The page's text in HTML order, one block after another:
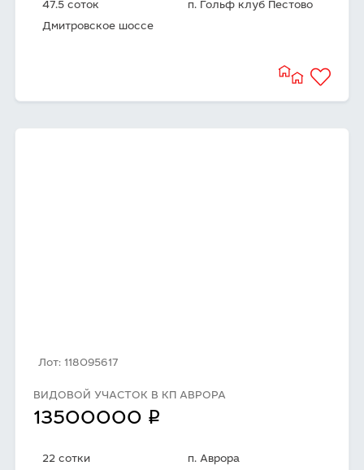
47.5 соток
п. Гольф клуб Пестово
Дмитровское шоссе
Лот: 118095617
ВИДОВОЙ УЧАСТОК В КП АВРОРА
13500000 q
22 сотки
п. Аврора